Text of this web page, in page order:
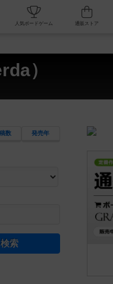
カフェ/店舗 人気ボードゲーム
）
数 発売年
できます。マニュアルを読む時
解できるよう、中世ファンタジ
す。主にボードゲームに慣れてい